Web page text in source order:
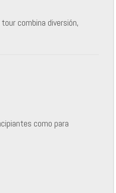
combina diversión,
como para